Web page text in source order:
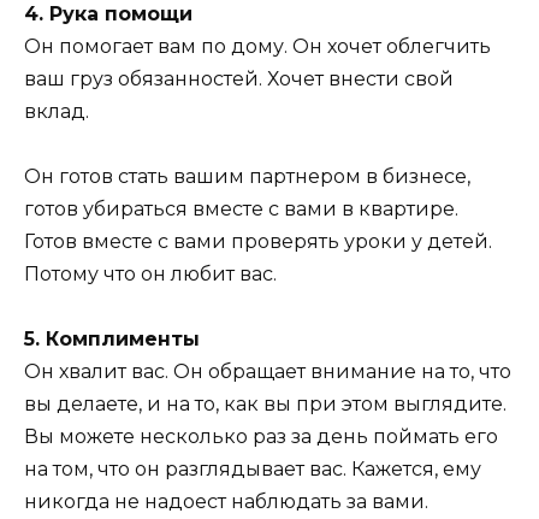
4. Рука помощи
Он помогает вам по дому. Он хочет облегчить
ваш груз обязанностей. Хочет внести свой
вклад.
Он готов стать вашим партнером в бизнесе,
готов убираться вместе с вами в квартире.
Готов вместе с вами проверять уроки у детей.
Потому что он любит вас.
5. Комплименты
Он хвалит вас. Он обращает внимание на то, что
вы делаете, и на то, как вы при этом выглядите.
Вы можете несколько раз за день поймать его
на том, что он разглядывает вас. Кажется, ему
никогда не надоест наблюдать за вами.